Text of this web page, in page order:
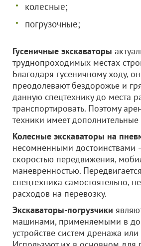
колесные;
погрузочные;
Гусеничные экскаваторы
труднопроходимых местах
Благодаря гусеничному ходу,
преодолевают бездорожье и
данную спецтехнику до места
транспортировать. Поэтому
техники имеет дополнительные
Колесные экскаваторы на
несомненными достоинствами
скоростью передвижения,
маневренностью.
спецтехника самостоятельно,
расходов на перевозку.
Экскаваторы-погрузчики
машинами, применяемыми в
устройстве систем дренажа